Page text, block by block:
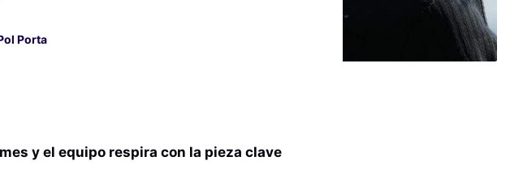
Porta
y el equipo respira con la pieza clave